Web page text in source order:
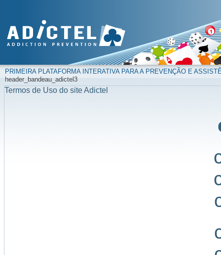
PRIMEIRA PLATAFORMA INTERATIVA PARA A PREVENÇÃO E
header_bandeau_adictel3
Termos de Uso do site Adictel